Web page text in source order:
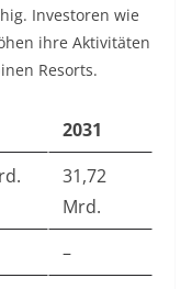
Investoren wie
ihre Aktivitäten
Resorts.​
2031
31,72
Mrd.
–